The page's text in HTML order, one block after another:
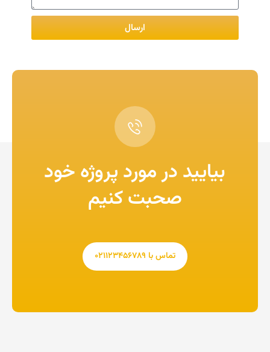
ارسال
بیایید در مورد پروژه خود
صحبت کنیم
تماس با ۰۲۱۱۲۳۴۵۶۷۸۹